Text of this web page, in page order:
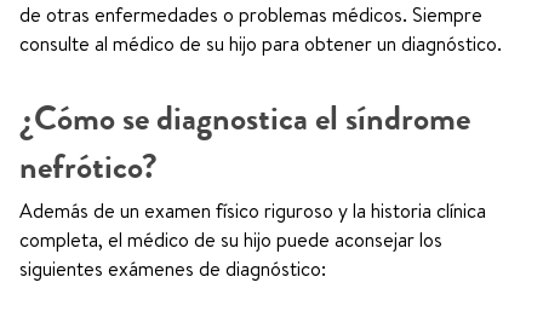
de otras enfermedades o problemas médicos. Siempre
consulte al médico de su hijo para obtener un diagnóstico.
¿Cómo se diagnostica el síndrome
nefrótico?
Además de un examen físico riguroso y la historia clínica
completa, el médico de su hijo puede aconsejar los
siguientes exámenes de diagnóstico: